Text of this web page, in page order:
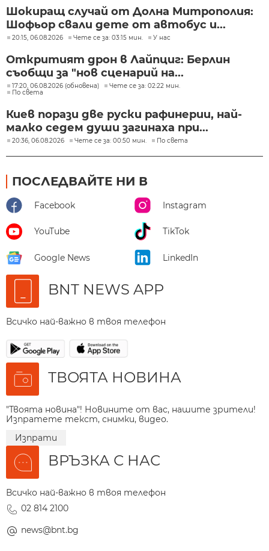
Шокиращ случай от Долна Митрополия:
Шофьор свали дете от автобус и...
20:15, 06.08.2026 Чете се за: 03:15 мин. У нас
Откритият дрон в Лайпциг: Берлин
съобщи за "нов сценарий на...
17:20, 06.08.2026 (обновена)
Чете се за: 02:22 мин.
По света
Киев порази две руски рафинерии, най-
малко седем души загинаха при...
20:36, 06.08.2026 Чете се за: 00:50 мин. По света
ПОСЛЕДВАЙТЕ НИ В
Facebook Instagram
YouTube TikTok
Google News LinkedIn
BNT NEWS APP
Всичко най-важно в твоя телефон
ТВОЯТА НОВИНА
"Твоята новина"! Новините от вас, нашите зрители!
Изпратете текст, снимки, видео.
Изпрати
ВРЪЗКА С НАС
Всичко най-важно в твоя телефон
02 814 2100
news@bnt.bg